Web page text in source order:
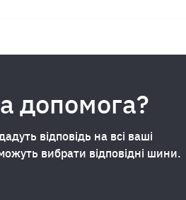
допомога?
відповідь на всі ваші
вибрати відповідні шини.